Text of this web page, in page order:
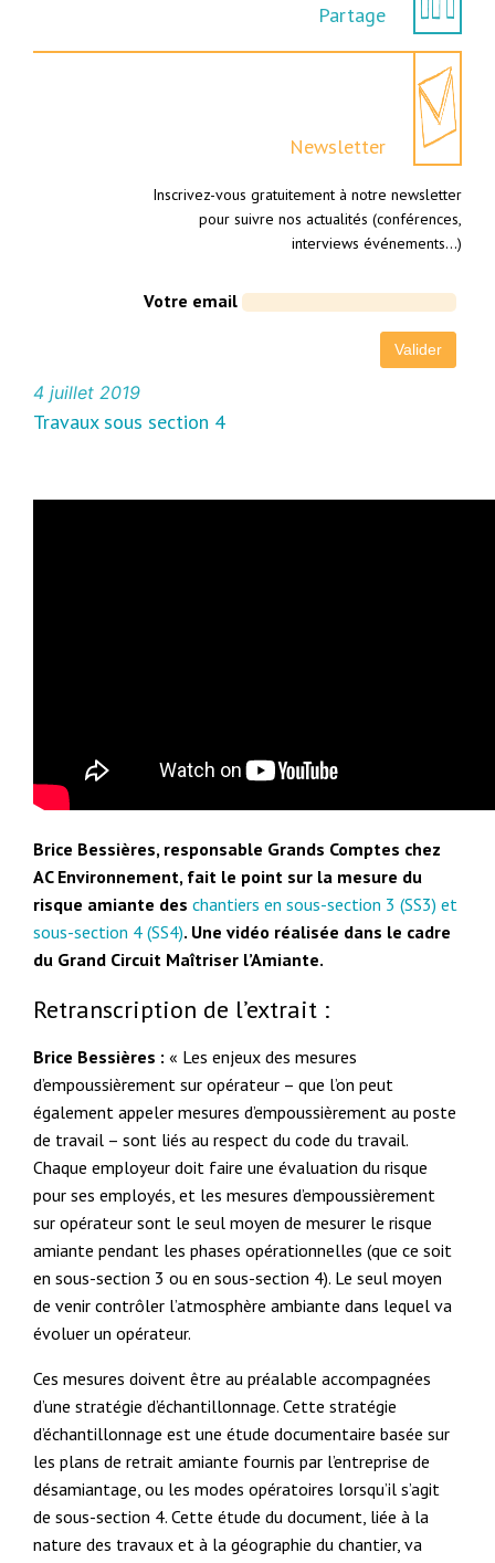
Partage
Newsletter
Inscrivez-vous gratuitement à notre newsletter
pour suivre nos actualités (conférences,
interviews événements…)
Votre email
4 juillet 2019
Travaux sous section 4
Brice Bessières, responsable Grands Comptes chez
AC Environnement, fait le point sur la mesure du
risque amiante deschantiers en sous-section 3 (SS3) et
sous-section 4 (SS4). Une vidéo réalisée dans le cadre
du Grand Circuit Maîtriser l’Amiante.
Retranscription de l’extrait :
Brice Bessières :« Les enjeux des mesures
d’empoussièrement sur opérateur – que l’on peut
également appeler mesures d’empoussièrement au poste
de travail – sont liés au respect du code du travail.
Chaque employeur doit faire une évaluation du risque
pour ses employés, et les mesures d’empoussièrement
sur opérateur sont le seul moyen de mesurer le risque
amiante pendant les phases opérationnelles (que ce soit
en sous-section 3 ou en sous-section 4). Le seul moyen
de venir contrôler l’atmosphère ambiante dans lequel va
évoluer un opérateur.
Ces mesures doivent être au préalable accompagnées
d’une stratégie d’échantillonnage. Cette stratégie
d’échantillonnage est une étude documentaire basée sur
les plans de retrait amiante fournis par l’entreprise de
désamiantage, ou les modes opératoires lorsqu’il s’agit
de sous-section 4. Cette étude du document, liée à la
nature des travaux et à la géographie du chantier, va